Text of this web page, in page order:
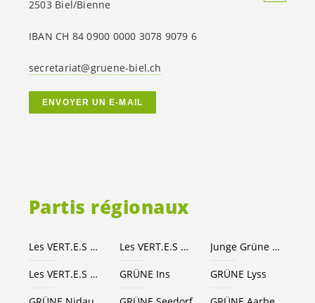
Partis régionaux
Les VERT.E.S Les VERT.E.S Junge Grüne Kanton Bern
Les VERT.E.S GRÜNE Ins GRÜNE Lyss
2503 Biel/Bienne
IBAN CH 84 0900 0000 3078 9079 6
secretariat@gruene-biel.ch
ENVOYER UN E-MAIL